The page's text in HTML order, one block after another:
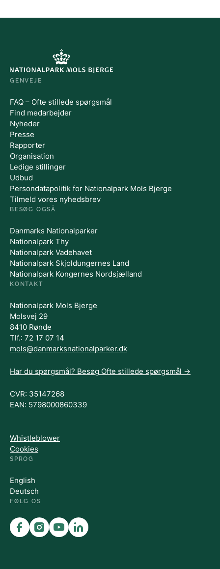
GENVEJE
FAQ – Ofte stillede spørgsmål
Find medarbejder
Nyheder
Presse
Rapporter
Organisation
Ledige stillinger
Udbud
Persondatapolitik for Nationalpark Mols Bjerge
Tilmeld vores nyhedsbrev
BESØG OGSÅ
Danmarks Nationalparker
Nationalpark Thy
Nationalpark Vadehavet
Nationalpark Skjoldungernes Land
Nationalpark Kongernes Nordsjælland
KONTAKT
Nationalpark Mols Bjerge
Molsvej 29
8410 Rønde
Tlf.: 72 17 07 14
mols@danmarksnationalparker.dk
Har du spørgsmål? Besøg Ofte stillede spørgsmål ->
CVR: 35147268
EAN: 5798000860339
Whistleblower
Cookies
SPROG
English
Deutsch
FØLG OS